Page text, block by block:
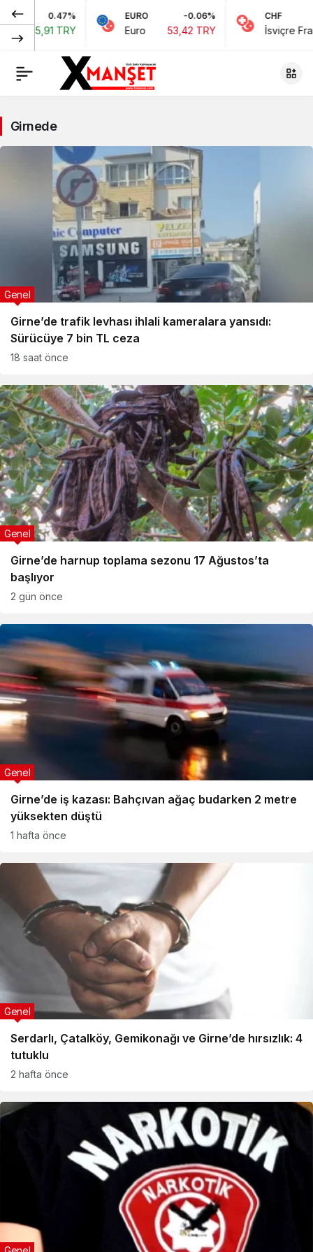
0.47% EURO -0.06%
Euro 53,42 TRY
CHF
İsviçre Frangı
Girnede
Girne’de trafik levhası ihlali kameralara yansıdı:
Sürücüye 7 bin TL ceza
Genel
18 saat önce
Girne’de harnup toplama sezonu 17 Ağustos’ta
başlıyor
Genel
2 gün önce
Girne’de iş kazası: Bahçıvan ağaç budarken 2 metre
yüksekten düştü
Genel
1 hafta önce
Serdarlı, Çatalköy, Gemikonağı ve Girne’de hırsızlık: 4
tutuklu
Genel
2 hafta önce